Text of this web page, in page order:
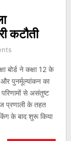
कटौती
बोर्ड ने कक्षा 12 के
पुनर्मूल्यांकन का
परिणामों से असंतुष्ट
प्रणाली के तहत
के बाद शुरू किया